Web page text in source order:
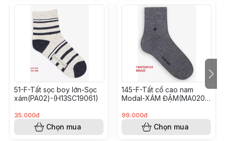
51-F-Tất sọc boy lớn-Sọc
xám(PA02)-(H13SC19061)
35.000đ
Chọn mua
145-F-Tất cổ cao nam
Modal-XÁM ĐẬM(MA020)-
99.000đ
Chọn mua